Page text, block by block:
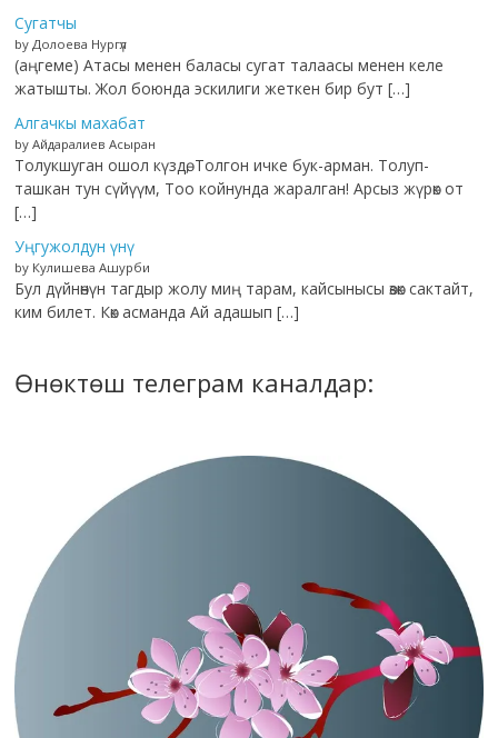
Сугатчы
by Долоева Нургүл
(аңгеме) Атасы менен баласы сугат талаасы менен келе
жатышты. Жол боюнда эскилиги жеткен бир бут […]
Алгачкы махабат
by Айдаралиев Асыран
Толукшуган ошол күздө, Толгон ичке бук-арман. Толуп-
ташкан тун сүйүүм, Тоо койнунда жаралган! Арсыз жүрөк от
[…]
Уңгужолдун үнү
by Кулишева Ашурби
Бул дүйнөнүн тагдыр жолу миң тарам, кайсынысы өзөк сактайт,
ким билет. Көк асманда Ай адашып […]
Өнөктөш телеграм каналдар: